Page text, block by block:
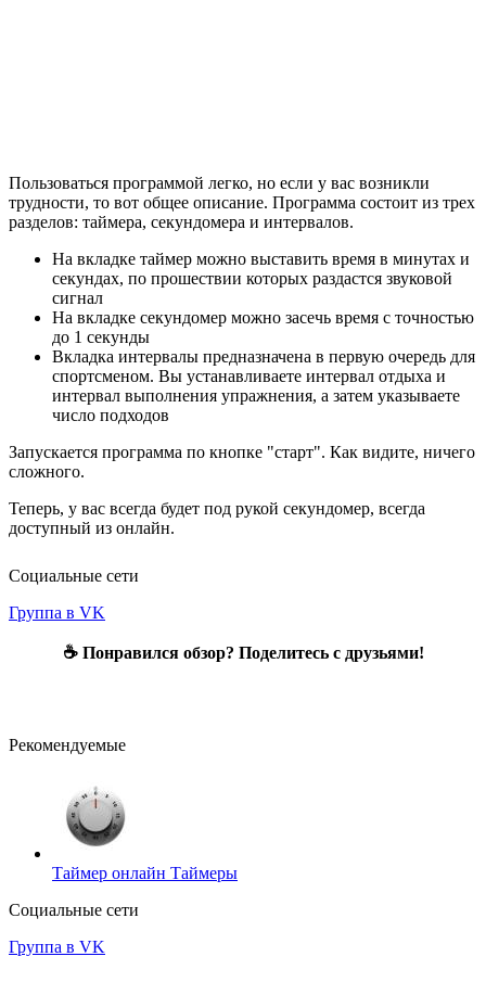
Пользоваться программой легко, но если у вас возникли
трудности, то вот общее описание. Программа состоит из трех
разделов: таймера, секундомера и интервалов.
На вкладке таймер можно выставить время в минутах и
секундах, по прошествии которых раздастся звуковой
сигнал
На вкладке секундомер можно засечь время с точностью
до 1 секунды
Вкладка интервалы предназначена в первую очередь для
спортсменом. Вы устанавливаете интервал отдыха и
интервал выполнения упражнения, а затем указываете
число подходов
Запускается программа по кнопке "старт". Как видите, ничего
сложного.
Теперь, у вас всегда будет под рукой секундомер, всегда
доступный из онлайн.
Социальные сети
Группа в VK
☕ Понравился обзор? Поделитесь с друзьями!
Рекомендуемые
Таймер онлайн Таймеры
Социальные сети
Группа в VK